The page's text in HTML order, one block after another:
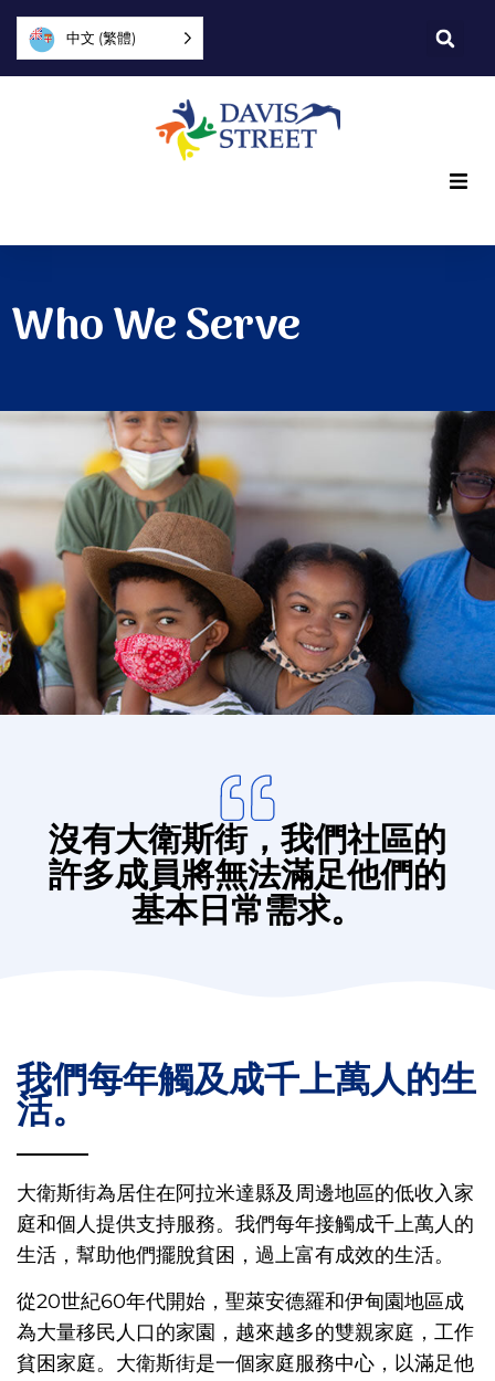
中文 (繁體)
Join us
Explore
Donate
Who We Serve
沒有大衛斯街，我們社區的
許多成員將無法滿足他們的
基本日常需求。
我們每年觸及成千上萬人的生
活。
大衛斯街為居住在阿拉米達縣及周邊地區的低收入家
庭和個人提供支持服務。我們每年接觸成千上萬人的
生活，幫助他們擺脫貧困，過上富有成效的生活。
從20世紀60年代開始，聖萊安德羅和伊甸園地區成
為大量移民人口的家園，越來越多的雙親家庭，工作
貧困家庭。大衛斯街是一個家庭服務中心，以滿足他